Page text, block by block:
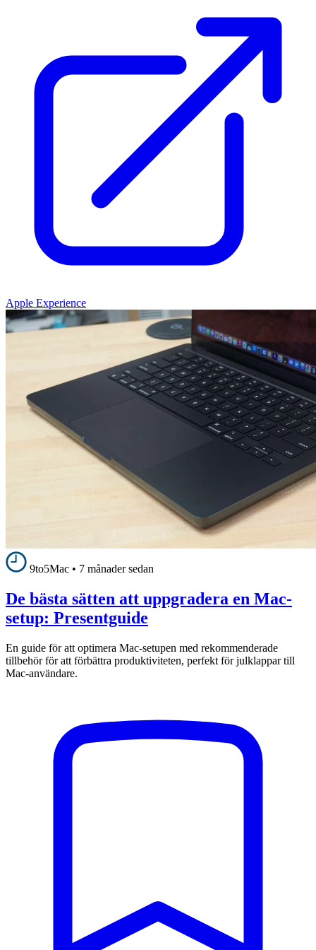
Apple Experience
9to5Mac • 7 månader sedan
De bästa sätten att uppgradera en Mac-
setup: Presentguide
En guide för att optimera Mac-setupen med rekommenderade
tillbehör för att förbättra produktiviteten, perfekt för julklappar till
Mac-användare.